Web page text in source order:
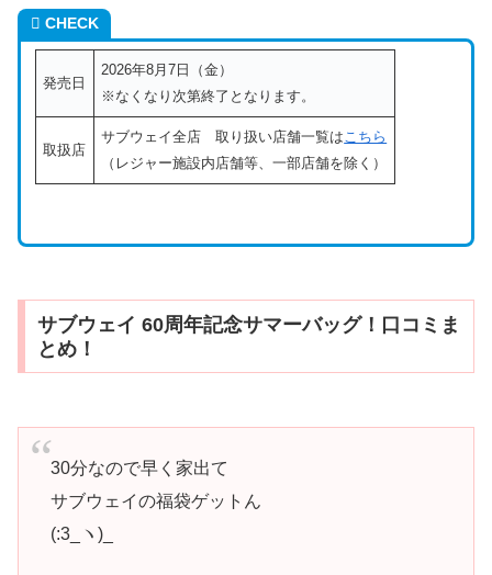
CHECK
発売日
2026年8月7日（金）
※なくなり次第終了となります。
取扱店
サブウェイ全店 取り扱い店舗一覧は こちら
（レジャー施設内店舗等、一部店舗を除く）
サブウェイ 60周年記念サマーバッグ！口コミま
とめ！
30分なので早く家出て
サブウェイの福袋ゲットん
(:3_ヽ)_